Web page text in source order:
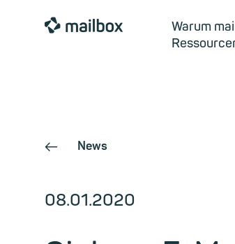
mailbox Warum
← News
08.01.2020